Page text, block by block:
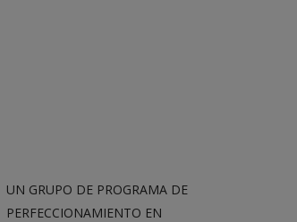
UN GRUPO DE PROGRAMA DE
PERFECCIONAMIENTO EN